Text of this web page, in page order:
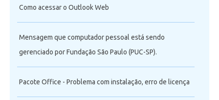
Como acessar o Outlook Web
Mensagem que computador pessoal está sendo
gerenciado por Fundação São Paulo (PUC-SP).
Pacote Office - Problema com instalação, erro de licença